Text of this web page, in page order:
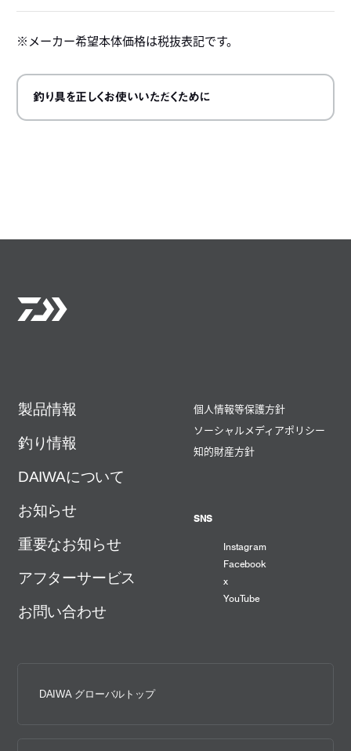
メーカー希望本体価格は税抜表記です。
釣り具を正しくお使いいただくために
製品情報
釣り情報
DAIWAについて
お知らせ
重要なお知らせ
アフターサービス
お問い合わせ
個人情報等保護方針
ソーシャルメディアポリシー
知的財産方針
SNS
Instagram
Facebook
x
YouTube
DAIWA グローバルトップ